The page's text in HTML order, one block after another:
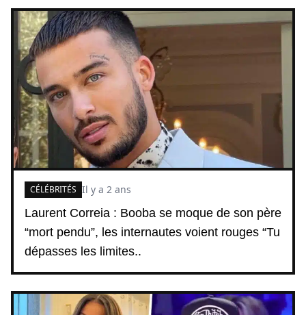
Laurent Correia : Booba se moque de son père
“mort pendu”, les internautes voient rouges “Tu
dépasses les limites..
CÉLÉBRITÉS Il y a 2 ans